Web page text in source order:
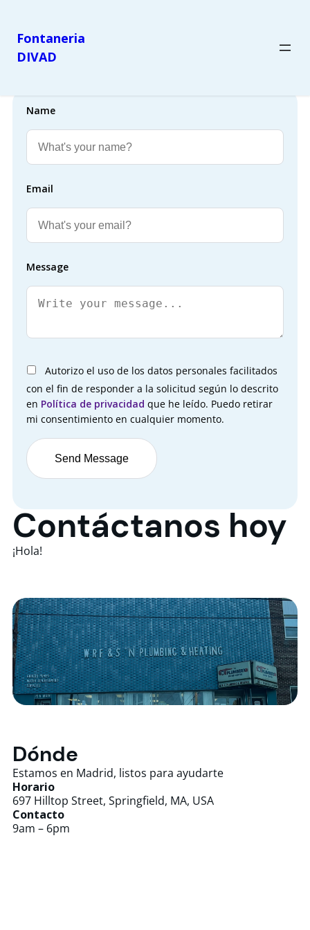
Fontaneria
DIVAD
Name
Email
Message
Autorizo el uso de los datos personales facilitados
con el fin de responder a la solicitud según lo descrito
en Política de privacidad que he leído. Puedo retirar
mi consentimiento en cualquier momento.
Contáctanos hoy
¡Hola!
Dónde
Estamos en Madrid, listos para ayudarte
Horario
697 Hilltop Street, Springfield, MA, USA
Contacto
9am – 6pm